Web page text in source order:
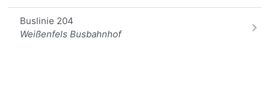
Buslinie 204
Weißenfels Busbahnhof